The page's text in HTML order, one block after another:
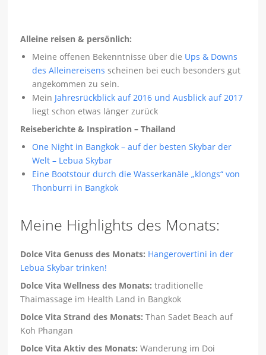
Alleine reisen & persönlich:
Meine offenen Bekenntnisse über die Ups & Downs
des Alleinereisensscheinen bei euch besonders gut
angekommen zu sein.
Mein Jahresrückblick auf 2016 und Ausblick auf 2017
liegt schon etwas länger zurück
Reiseberichte & Inspiration – Thailand
One Night in Bangkok – auf der besten Skybar der
Welt – Lebua Skybar
Eine Bootstour durch die Wasserkanäle „klongs“ von
Thonburri in Bangkok
Meine Highlights des Monats:
Dolce Vita Genuss des Monats: Hangerovertini in der
Lebua Skybar trinken!
Dolce Vita Wellness des Monats: traditionelle
Thaimassage im Health Land in Bangkok
Dolce Vita Strand des Monats: Than Sadet Beach auf
Koh Phangan
Dolce Vita Aktiv des Monats: Wanderung im Doi